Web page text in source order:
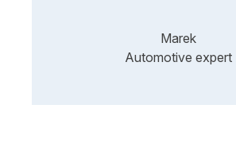
Marek
Automotive expert